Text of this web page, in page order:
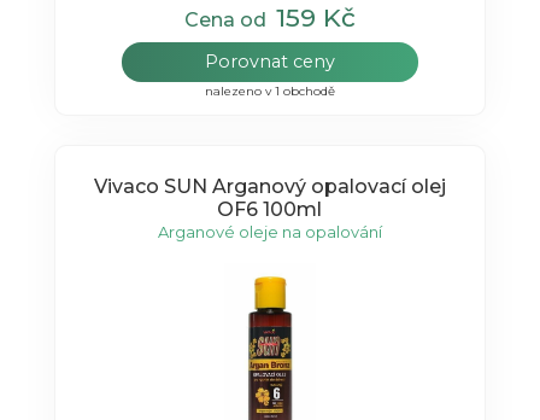
Cena od 159 Kč
Porovnat ceny
nalezeno v 1 obchodě
Vivaco SUN Arganový opalovací olej
OF6 100ml
Arganové oleje na opalování